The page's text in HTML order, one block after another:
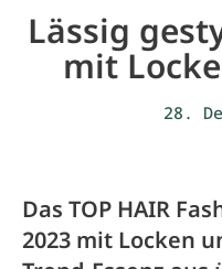
Lässig
mit
28.
Das TOP HAIR
2023 mit Locken